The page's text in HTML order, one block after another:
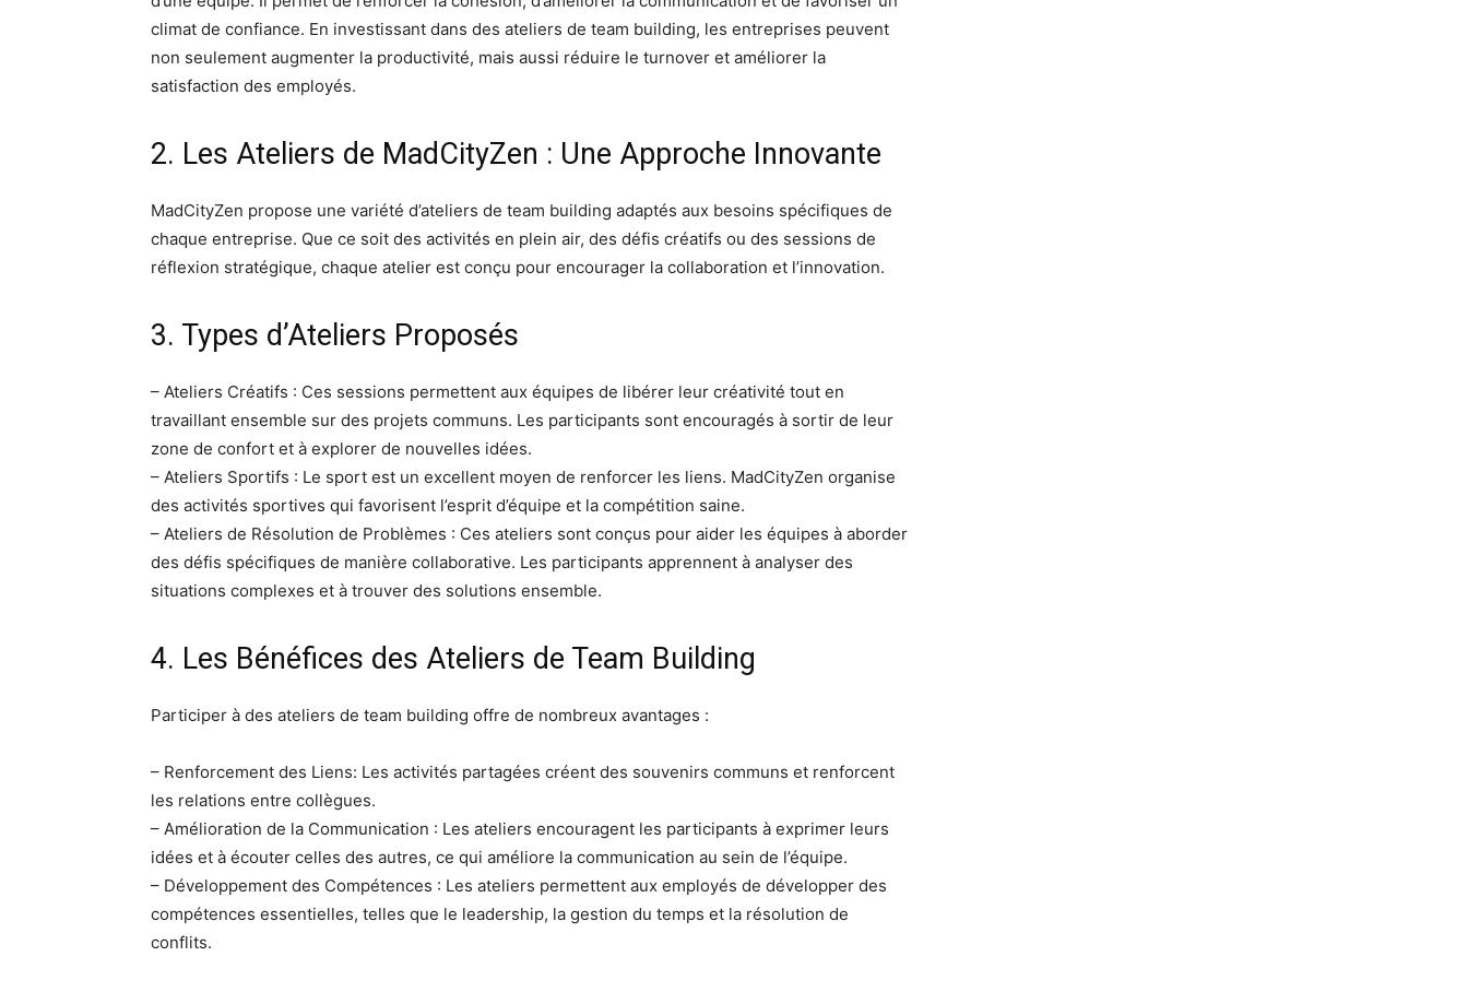
climat de confiance. En investissant dans des ateliers de team building, les entreprises peuvent
non seulement augmenter la productivité, mais aussi réduire le turnover et améliorer la
satisfaction des employés.
2. Les Ateliers de MadCityZen : Une Approche Innovante
MadCityZen propose une variété d’ateliers de team building adaptés aux besoins spécifiques de
chaque entreprise. Que ce soit des activités en plein air, des défis créatifs ou des sessions de
réflexion stratégique, chaque atelier est conçu pour encourager la collaboration et l’innovation.
3. Types d’Ateliers Proposés
– Ateliers Créatifs : Ces sessions permettent aux équipes de libérer leur créativité tout en
travaillant ensemble sur des projets communs. Les participants sont encouragés à sortir de leur
zone de confort et à explorer de nouvelles idées.
– Ateliers Sportifs : Le sport est un excellent moyen de renforcer les liens. MadCityZen organise
des activités sportives qui favorisent l’esprit d’équipe et la compétition saine.
– Ateliers de Résolution de Problèmes : Ces ateliers sont conçus pour aider les équipes à aborder
des défis spécifiques de manière collaborative. Les participants apprennent à analyser des
situations complexes et à trouver des solutions ensemble.
4. Les Bénéfices des Ateliers de Team Building
Participer à des ateliers de team building offre de nombreux avantages :
– Renforcement des Liens: Les activités partagées créent des souvenirs communs et renforcent
les relations entre collègues.
– Amélioration de la Communication : Les ateliers encouragent les participants à exprimer leurs
idées et à écouter celles des autres, ce qui améliore la communication au sein de l’équipe.
– Développement des Compétences : Les ateliers permettent aux employés de développer des
compétences essentielles, telles que le leadership, la gestion du temps et la résolution de
conflits.